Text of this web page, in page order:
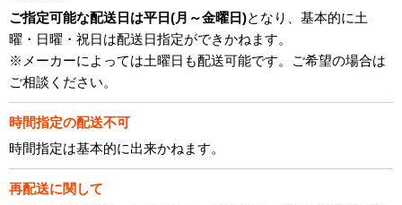
ご指定可能な配送日は平日(月～金曜日)となり、基本的に土
曜・日曜・祝日は配送日指定ができかねます。
※メーカーによっては土曜日も配送可能です。ご希望の場合は
ご相談ください。
時間指定の配送不可
時間指定は基本的に出来かねます。
再配送に関して